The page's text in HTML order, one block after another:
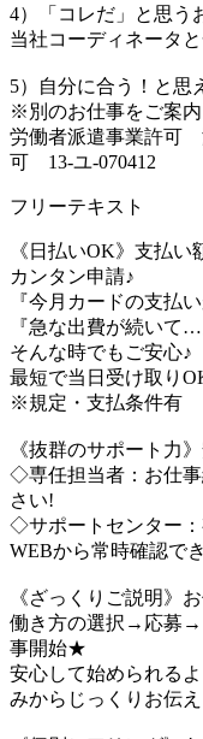
4）「コレだ」と思う
当社コーディネータ
5）自分に合う！と思
※別のお仕事をご案
労働者派遣事業許可
可 13-ユ-070412
フリーテキスト
《日払いOK》支払
カンタン申請♪
『今月カードの支払
『急な出費が続いて…
そんな時でもご安心♪
最短で当日受け取り
※規定・支払条件有
《抜群のサポート力
◇専任担当者：お仕
さい!
◇サポートセンター
WEBから常時確認で
《ざっくりご説明》
働き方の選択→応募
事開始★
安心して始められる
みからじっくりお伝え